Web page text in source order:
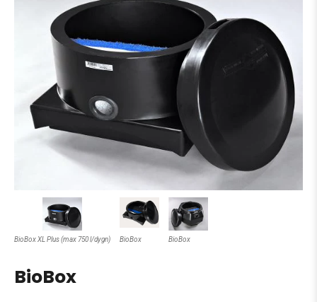
BioBox XL Plus (max 750 l/dygn) BioBox BioBox
BioBox